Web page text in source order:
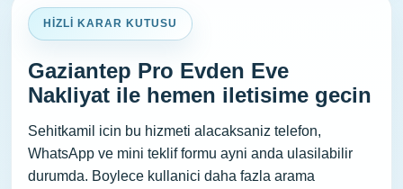
HIZLI KARAR KUTUSU
Gaziantep Pro Evden Eve
Nakliyat ile hemen iletisime gecin
Sehitkamil icin bu hizmeti alacaksaniz telefon,
WhatsApp ve mini teklif formu ayni anda ulasilabilir
durumda. Boylece kullanici daha fazla arama